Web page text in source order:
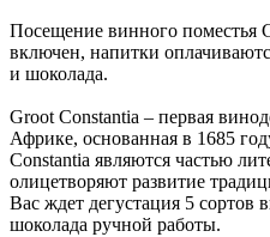
Посещение винного поместья
включен, напитки
и шоколада.
Groot Constantia – первая
Африке, основанная в 1685
Constantia являются частью
олицетворяют развитие
Вас ждет дегустация 5 сортов
шоколада ручной работы.